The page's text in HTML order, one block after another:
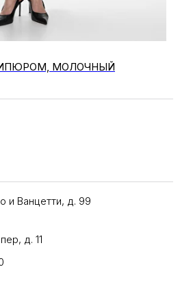
МОЛОЧНЫЙ
и Ванцетти, д. 99
д. 11